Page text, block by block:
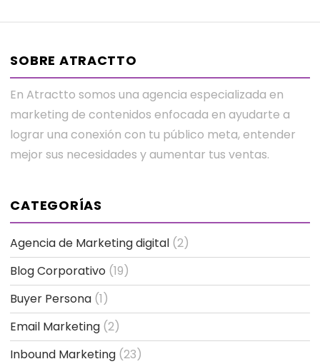
SOBRE ATRACTTO
En Atractto somos una agencia especializada en
marketing de contenidos enfocada en ayudarte a
lograr una conexión con tu público meta, entender
mejor sus necesidades y aumentar tus ventas.
CATEGORÍAS
Agencia de Marketing digital (2)
Blog Corporativo (19)
Buyer Persona (1)
Email Marketing (2)
Inbound Marketing (23)